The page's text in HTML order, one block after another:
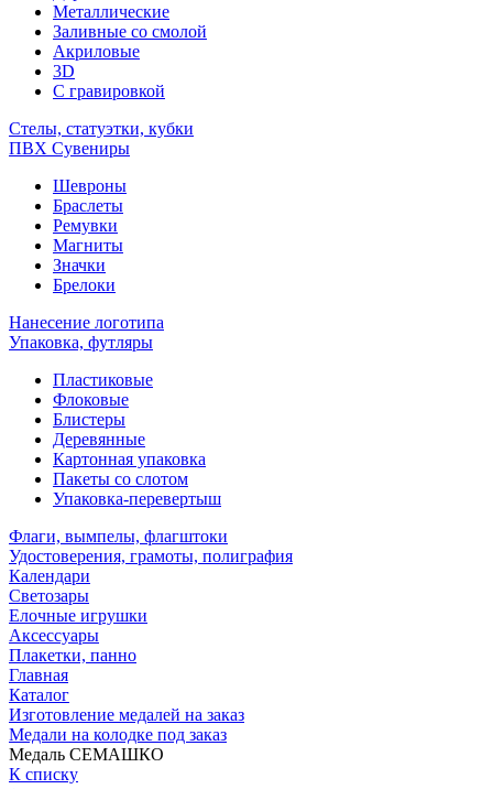
Металлические
Заливные со смолой
Акриловые
3D
C гравировкой
Стелы, статуэтки, кубки
ПВХ Сувениры
Шевроны
Браслеты
Ремувки
Магниты
Значки
Брелоки
Нанесение логотипа
Упаковка, футляры
Пластиковые
Флоковые
Блистеры
Деревянные
Картонная упаковка
Пакеты со слотом
Упаковка-перевертыш
Флаги, вымпелы, флагштоки
Удостоверения, грамоты, полиграфия
Календари
Светозары
Елочные игрушки
Аксессуары
Плакетки, панно
Главная
Каталог
Изготовление медалей на заказ
Медали на колодке под заказ
Медаль СЕМАШКО
К списку